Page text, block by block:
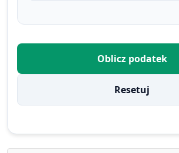
Oblicz podatek
Resetuj